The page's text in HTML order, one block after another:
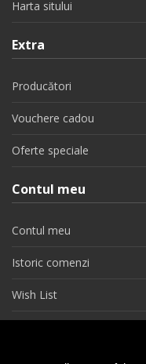
Harta sitului
Extra
Producători
Vouchere cadou
Oferte speciale
Contul meu
Contul meu
Istoric comenzi
Wish List